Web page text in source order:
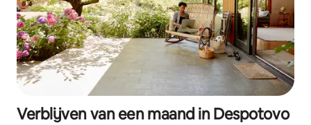
Verblijven van een maand in Despotovo